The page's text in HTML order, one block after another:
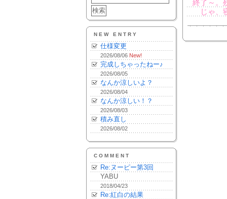
NEW ENTRY
仕様変更
2026/08/06 New!
完成しちゃったねー♪
2026/08/05
なんか涼しいよ？
2026/08/04
なんか涼しい！？
2026/08/03
積み直し
2026/08/02
COMMENT
Re:ヌーピー第3回
YABU
2018/04/23
Re:紅白の結果
終了～。
じゃ、